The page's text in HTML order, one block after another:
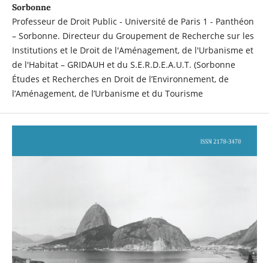
Sorbonne
Professeur de Droit Public - Université de Paris 1 - Panthéon
– Sorbonne. Directeur du Groupement de Recherche sur les
Institutions et le Droit de l'Aménagement, de l'Urbanisme et
de l'Habitat – GRIDAUH et du S.E.R.D.E.A.U.T. (Sorbonne
Études et Recherches en Droit de l’Environnement, de
l’Aménagement, de l’Urbanisme et du Tourisme